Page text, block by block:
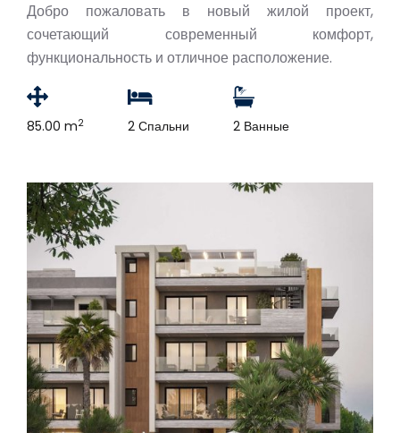
Добро пожаловать в новый жилой проект,
сочетающий современный комфорт,
функциональность и отличное расположение.
85.00 m2 2 Спальни 2 Ванные